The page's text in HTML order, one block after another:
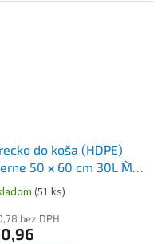
do koša (HDPE)
50 x 60 cm 30L `M`
ks]
(51 ks)
bez DPH